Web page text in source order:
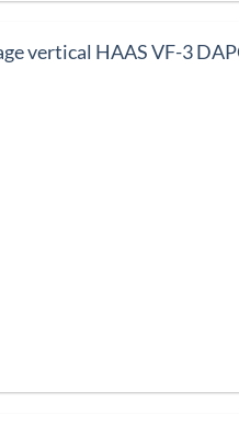
vertical HAAS VF-3